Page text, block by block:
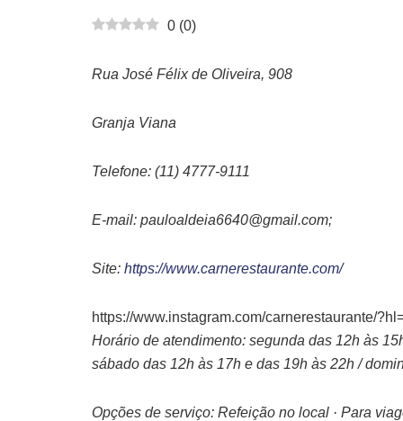
0 (0)
Rua José Félix de Oliveira, 908
Granja Viana
Telefone: (11) 4777-9111
E-mail: pauloaldeia6640@gmail.com;
Site: https://www.carnerestaurante.com/
https://www.instagram.com/carnerestaurante/
Horário de atendimento: segunda das 12h às
sábado das 12h às 17h e das 19h às 22h /
Opções de serviço: Refeição no local · Para